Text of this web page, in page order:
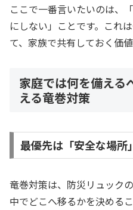
ここで一番言いたいのは、
にしない」ことです。これ
て、家族で共有しておく価値
家庭では何を備える
える竜巻対策
最優先は「安全な場所
竜巻対策は、防災リュック
中でどこへ移るかを決める